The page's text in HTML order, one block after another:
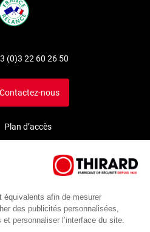
(0)3 22 60 26 50
Contactez-nous
Plan d’accès
afin de mesurer
des publicités personnalisées,
personnaliser l’interface du site.